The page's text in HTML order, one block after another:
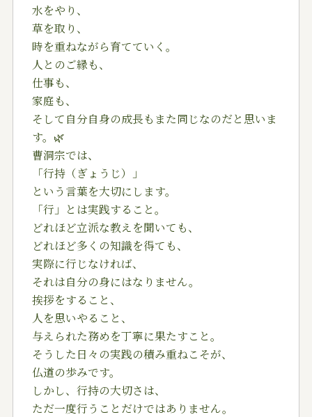
水をやり、
草を取り、
時を重ねながら育てていく。
人とのご縁も、
仕事も、
家庭も、
そして自分自身の成長もまた同じなのだと思いま
す。🌿
曹洞宗では、
「行持（ぎょうじ）」
という言葉を大切にします。
「行」とは実践すること。
どれほど立派な教えを聞いても、
どれほど多くの知識を得ても、
実際に行じなければ、
それは自分の身にはなりません。
挨拶をすること、
人を思いやること、
与えられた務めを丁寧に果たすこと。
そうした日々の実践の積み重ねこそが、
仏道の歩みです。
しかし、行持の大切さは、
ただ一度行うことだけではありません。